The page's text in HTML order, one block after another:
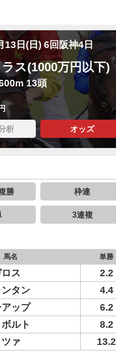
13日(日) 6回阪神4日
ス(1000万円以下)
13頭
析 オッズ
勝 枠連
3連複
馬名 単勝
ス 2.2
タン 4.4
ップ 6.2
ルト 8.2
ァ 13.2